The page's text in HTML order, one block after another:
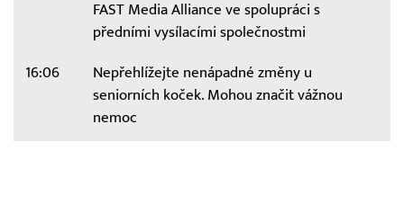
FAST Media Alliance ve spolupráci s
předními vysílacími společnostmi
16:06
Nepřehlížejte nenápadné změny u
seniorních koček. Mohou značit vážnou
nemoc